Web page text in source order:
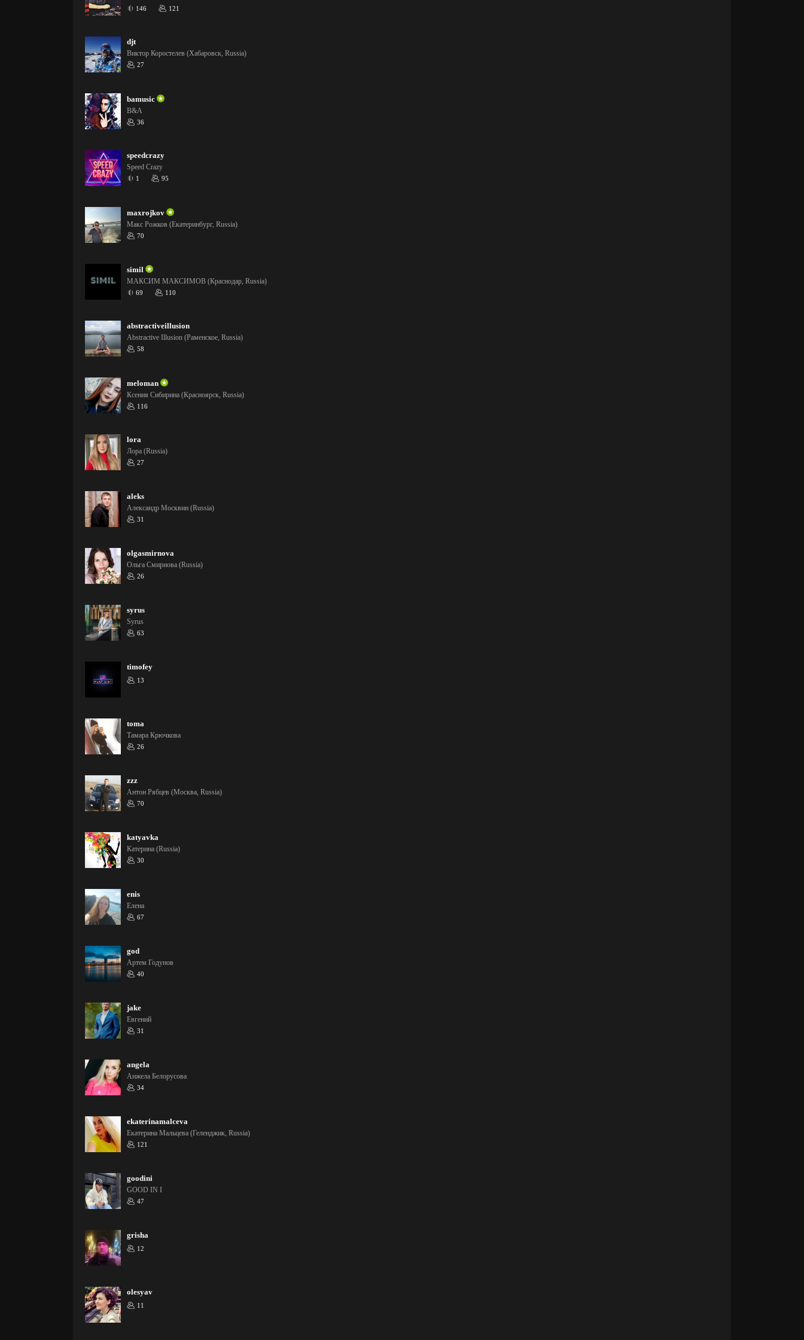
146 121
djt
Виктор Коростелев (Хабаровск, Russia)
27
bamusic
B&A
36
speedcrazy
Speed Crazy
1 95
maxrojkov
Макс Рожков (Екатеринбург, Russia)
70
simil
МАКСИМ МАКСИМОВ (Краснодар, Russia)
69 110
abstractiveillusion
Abstractive Illusion (Раменское, Russia)
58
meloman
Ксения Сибирина (Красноярск, Russia)
116
lora
Лора (Russia)
27
aleks
Александр Москвин (Russia)
31
olgasmirnova
Ольга Смирнова (Russia)
26
syrus
Syrus
63
timofey
13
toma
Тамара Крючкова
26
zzz
Антон Рябцев (Москва, Russia)
70
katyavka
Катерина (Russia)
30
enis
Елена
67
god
Артем Годунов
40
jake
Евгений
31
angela
Анжела Белорусова
34
ekaterinamalceva
Екатерина Мальцева (Геленджик, Russia)
121
goodini
GOOD IN I
47
grisha
12
olesyav
11